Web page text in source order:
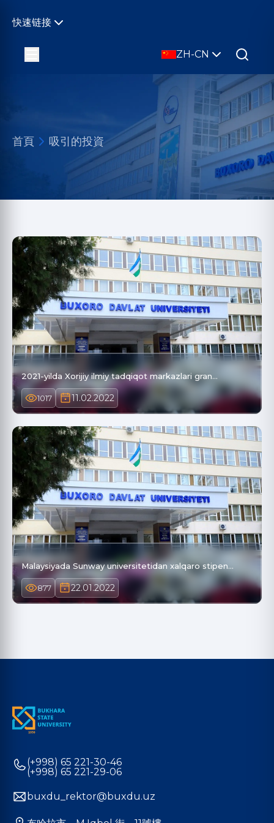
快速链接
ZH-CN
首頁 吸引的投資
2021-yilda Xorijiy ilmiy tadqiqot markazlari gran…
1017 11.02.2022
Malaysiyada Sunway universitetidan xalqaro stipen…
877 22.01.2022
(+998) 65 221-30-46
(+998) 65 221-29-06
buxdu_rektor@buxdu.uz